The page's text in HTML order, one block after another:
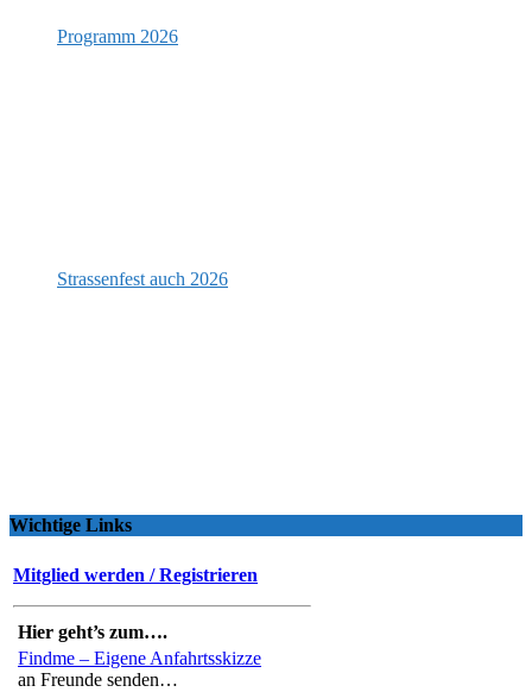
Programm 2026
Strassenfest auch 2026
Wichtige Links
Mitglied werden / Registrieren
Hier geht’s zum….
Findme – Eigene Anfahrtsskizze
an Freunde senden…